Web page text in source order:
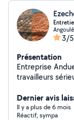
3/5
Présentation
Entreprise
travailleurs
des devis et
jours sur 7
Dernier avis
Il y a plus de 6 mois
Réactif, sympa